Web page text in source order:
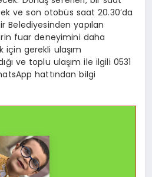
ve son otobüs saat 20.30’da
Belediyesinden yapılan
fuar deneyimini daha
gerekli ulaşım
ve toplu ulaşım ile ilgili 0531
hattından bilgi